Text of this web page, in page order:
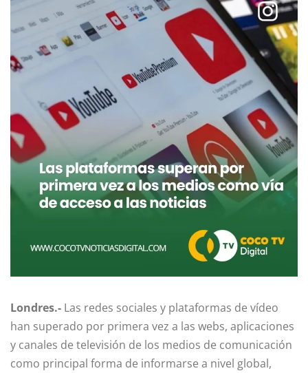
Londres.- Las redes sociales y plataformas de vídeo
han superado por primera vez a las webs, aplicaciones
y canales de televisión de los medios de comunicación
como principal forma de informarse a nivel global,